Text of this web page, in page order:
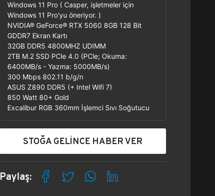
Windows 11 Pro ( Casper, işletmeler için
Windows 11 Pro'yu öneriyor. )
NVIDIA® GeForce® RTX 5060 8GB 128 Bit
GDDR7 Ekran Kartı
32GB DDR5 4800MHZ UDIMM
2TB M.2 SSD PCle 4.0 (PCle; Okuma:
6400MB/s - Yazma: 5000MB/s)
300 Mbps 802.11 b/g/n
ASUS Z890 DDR5 (+ Intel Wifi 7)
850 Watt 80+ Gold
Excalibur RGB 360mm İşlemci Sıvı Soğutucu
STOĞA GELİNCE HABER VER
Paylaş: